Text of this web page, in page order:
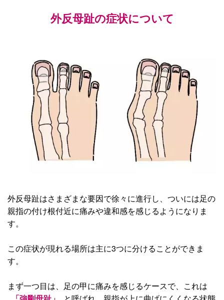
外反母趾の症状について
外反母趾はさまざまな要因で徐々に進行し、ついには足の
親指の付け根付近に痛みや違和感を感じるようになりま
す。
この症状が現れる場所は主に3つに分けることができま
す。
まず一つ目は、足の甲に痛みを感じるケースで、これは